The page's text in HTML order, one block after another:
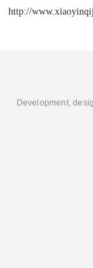
http://
Development,